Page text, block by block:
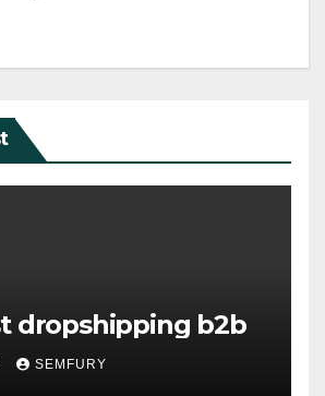
dropshipping b2b
SEMFURY